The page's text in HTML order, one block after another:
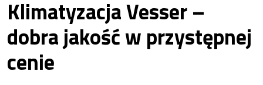
Klimatyzacja Vesser –
dobra jakość w przystępnej
cenie